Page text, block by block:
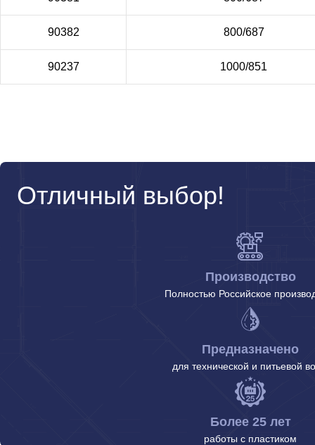
90382 800/687
90237 1000/851
Отличный выбор!
Производство
Полностью Российское
Предназначено
для технической и питьевой
Более 25 лет
работы с пластиком